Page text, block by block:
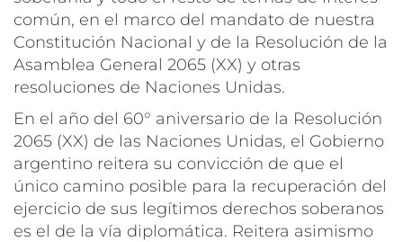
común, en el marco del mandato de nuestra
Constitución Nacional y de la Resolución de la
Asamblea General 2065 (XX) y otras
resoluciones de Naciones Unidas.
En el año del 60° aniversario de la Resolución
2065 (XX) de las Naciones Unidas, el Gobierno
argentino reitera su convicción de que el
único camino posible para la recuperación del
ejercicio de sus legítimos derechos soberanos
es el de la vía diplomática. Reitera asimismo